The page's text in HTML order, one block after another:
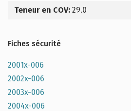
Teneur en COV: 29.0
Fiches sécurité
2001x-006
2002x-006
2003x-006
2004x-006